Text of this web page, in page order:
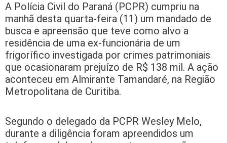
A Polícia Civil do Paraná (PCPR) cumpriu na
manhã desta quarta-feira (11) um mandado de
busca e apreensão que teve como alvo a
residência de uma ex-funcionária de um
frigorífico investigada por crimes patrimoniais
que ocasionaram prejuízo de R$ 138 mil. A ação
aconteceu em Almirante Tamandaré, na Região
Metropolitana de Curitiba.
Segundo o delegado da PCPR Wesley Melo,
durante a diligência foram apreendidos um